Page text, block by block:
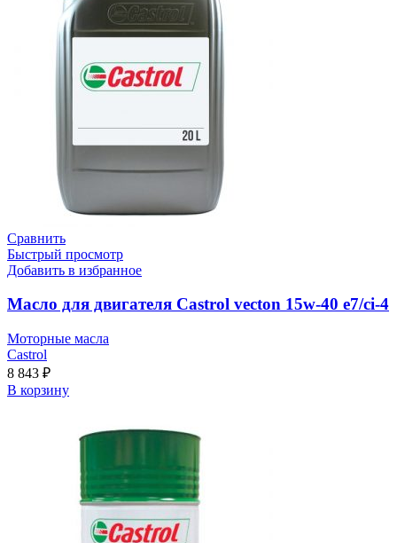
Сравнить
Быстрый просмотр
Добавить в избранное
Масло для двигателя Castrol vecton 15w-40 e7/ci-4
Моторные масла
Castrol
8 843 ₽
В корзину